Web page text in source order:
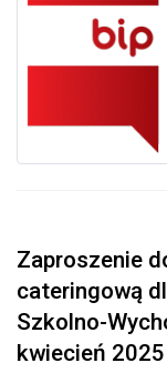
Zaproszenie
cateringową
Szkolno-
kwiecień